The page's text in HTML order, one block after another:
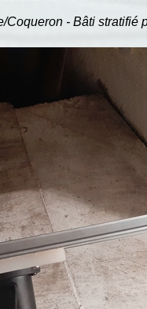
- Bâti stratifié